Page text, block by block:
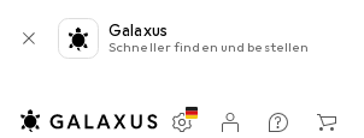
Galaxus
Schneller finden und bestellen
Einstellungen
Kundenkonto
Vergleichslisten
Merklisten
Warenkorb